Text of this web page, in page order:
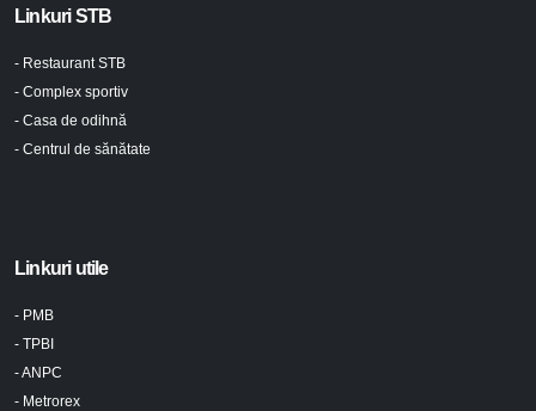
Linkuri STB
- Restaurant STB
- Complex sportiv
- Casa de odihnă
- Centrul de sănătate
Linkuri utile
- PMB
- TPBI
- ANPC
- Metrorex